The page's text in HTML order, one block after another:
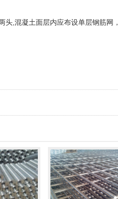
,混凝土面层内应布设单层钢筋网，